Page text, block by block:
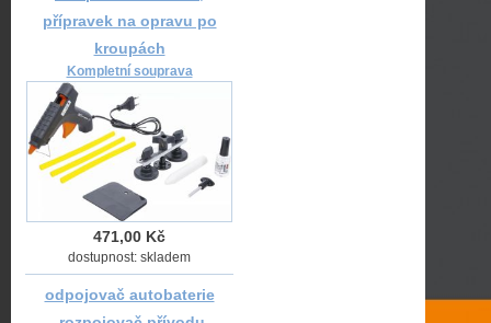
přípravek na opravu po
kroupách
Kompletní souprava
471,00 Kč
dostupnost: skladem
odpojovač autobaterie